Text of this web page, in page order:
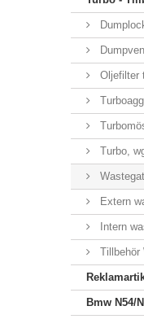
Oljefilter
Turbo,
Extern
Intern
Tillbehör
Bmw N54/